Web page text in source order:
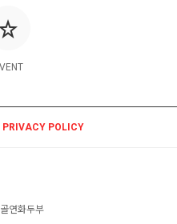
PRIVACY POLICY
연화두부